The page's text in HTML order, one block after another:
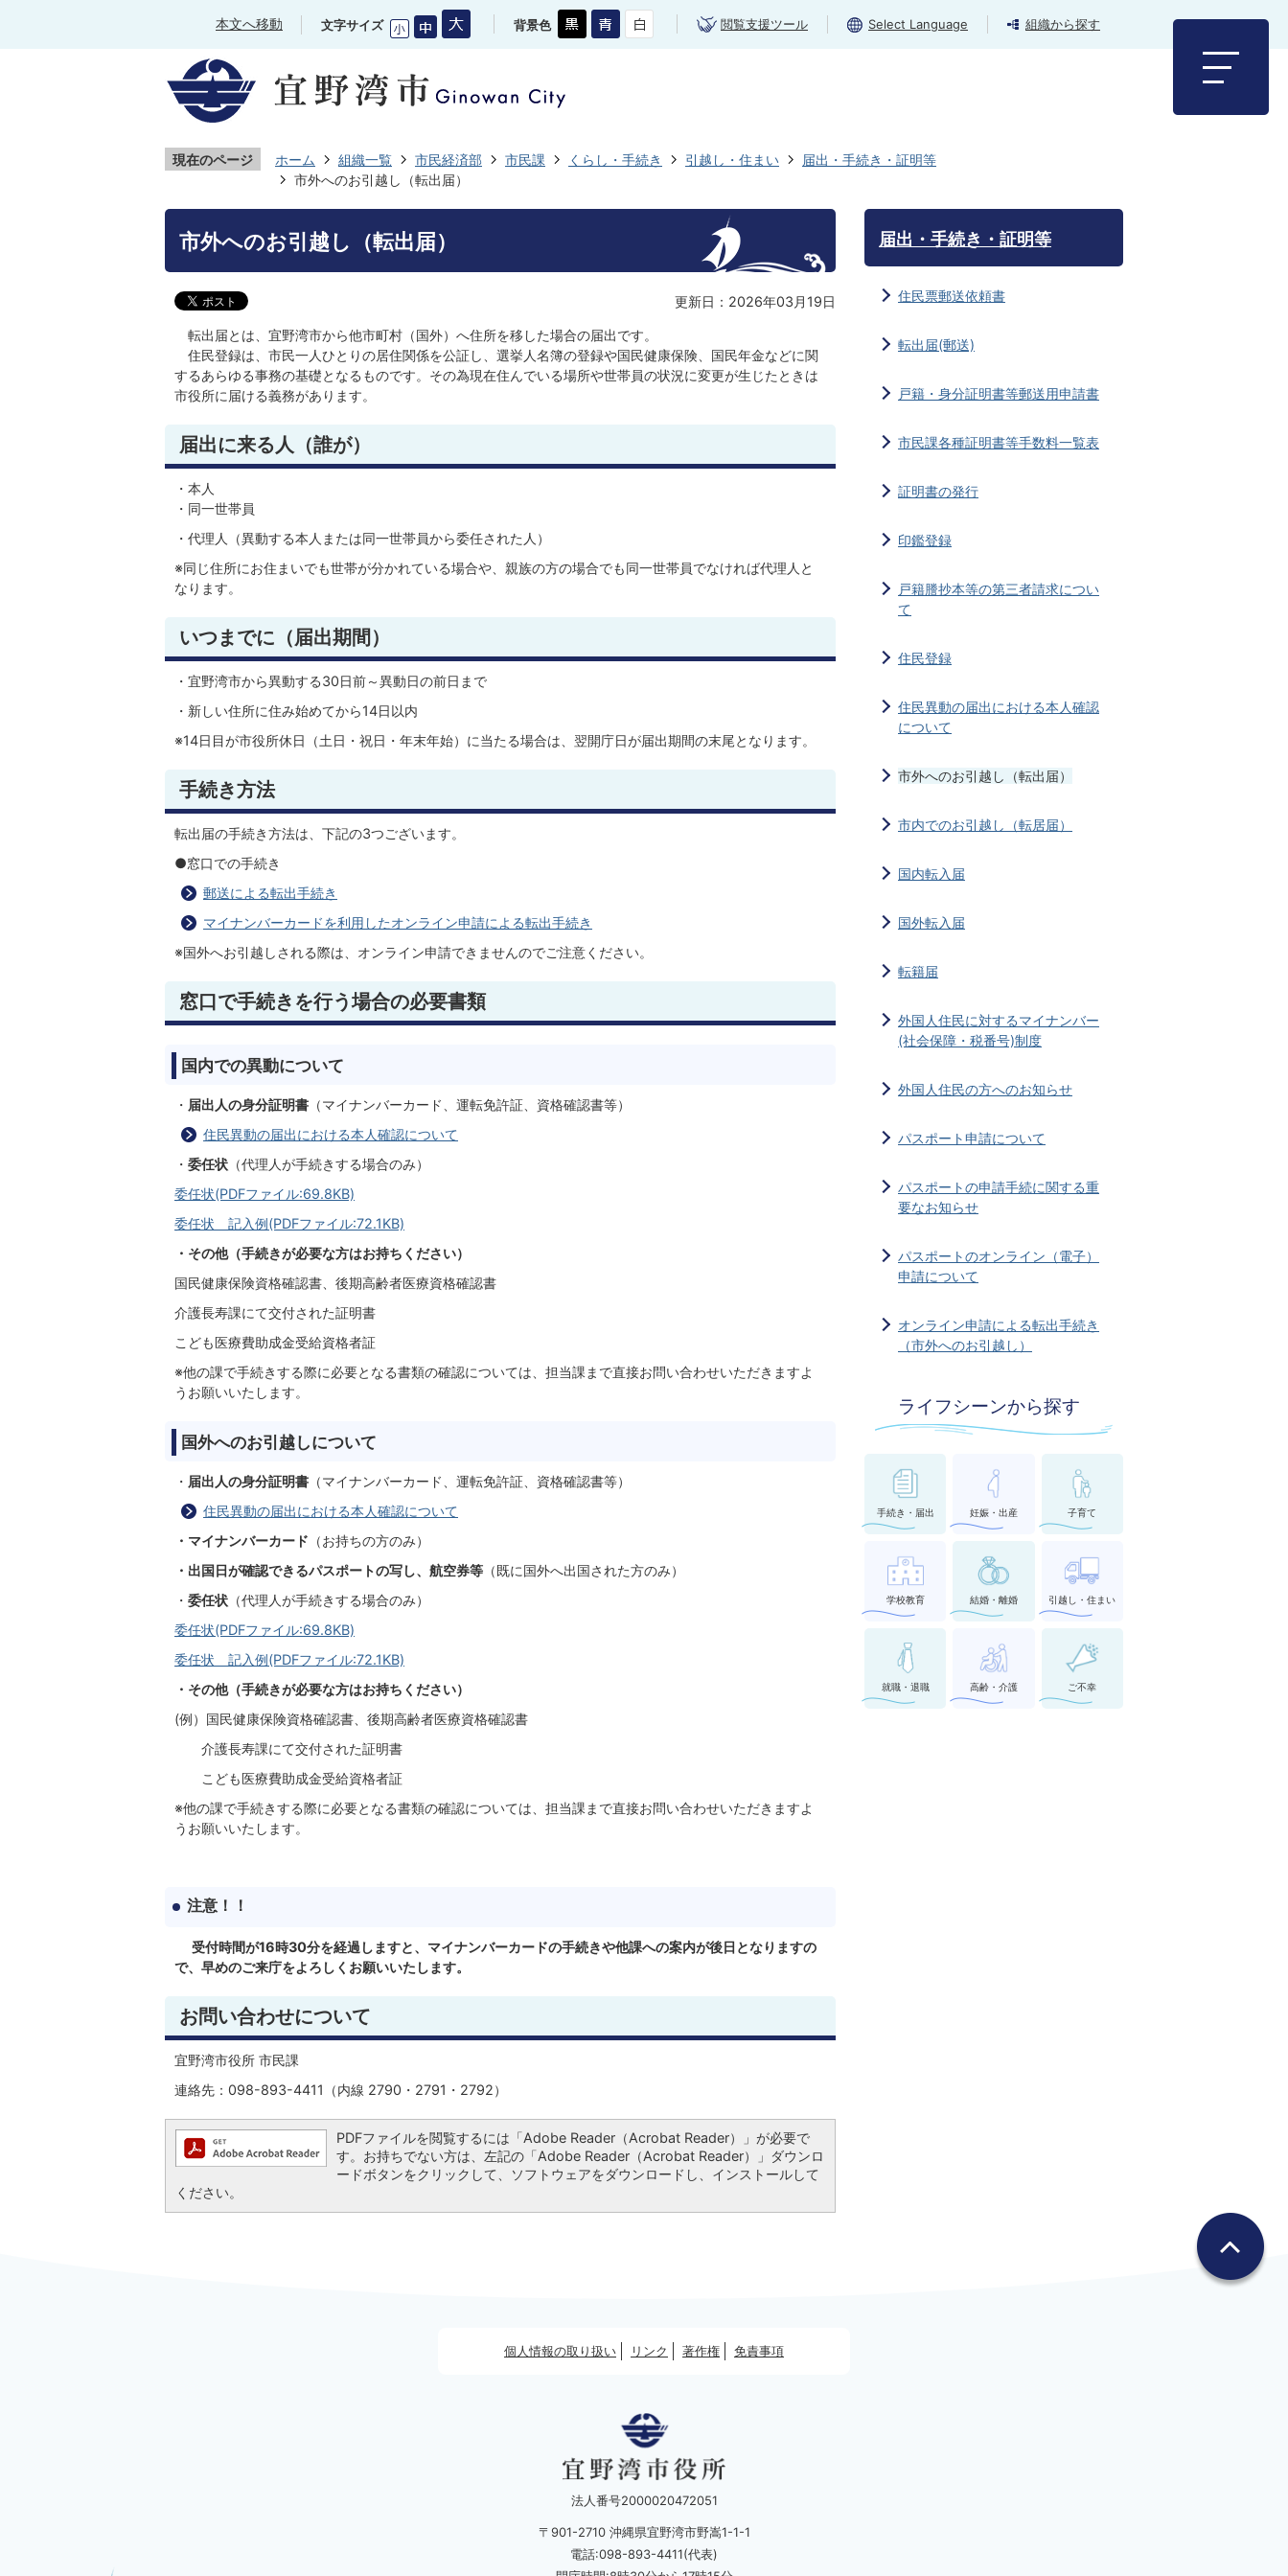
本文へ移動 文字サイズ 背景色 閲覧支援ツール Select Language 組織から探す
現在のページ ホーム 組織一覧 市民経済部 市民課 くらし・手続き 引越し・住まい
届出・手続き・証明等
市外へのお引越し（転出届）
市外へのお引越し（転出届）
更新日：2026年03月19日
転出届とは、宜野湾市から他市町村（国外）へ住所を移した場合の届出です。
住民登録は、市民一人ひとりの居住関係を公証し、選挙人名簿の登録や国民健康保険、国民年金などに関
するあらゆる事務の基礎となるものです。その為現在住んでいる場所や世帯員の状況に変更が生じたときは
市役所に届ける義務があります。
届出に来る人（誰が）
・本人
・同一世帯員
・代理人（異動する本人または同一世帯員から委任された人）
※同じ住所にお住まいでも世帯が分かれている場合や、親族の方の場合でも同一世帯員でなければ代理人と
なります。
いつまでに（届出期間）
・宜野湾市から異動する30日前～異動日の前日まで
・新しい住所に住み始めてから14日以内
※14日目が市役所休日（土日・祝日・年末年始）に当たる場合は、翌開庁日が届出期間の末尾となります。
手続き方法
転出届の手続き方法は、下記の3つございます。
●窓口での手続き
郵送による転出手続き
マイナンバーカードを利用したオンライン申請による転出手続き
※国外へお引越しされる際は、オンライン申請できませんのでご注意ください。
窓口で手続きを行う場合の必要書類
国内での異動について
・ 届出人の身分証明書 （マイナンバーカード、運転免許証、資格確認書等）
住民異動の届出における本人確認について
・ 委任状 （代理人が手続きする場合のみ）
委任状(PDFファイル:69.8KB)
委任状 記入例(PDFファイル:72.1KB)
・その他（手続きが必要な方はお持ちください）
国民健康保険資格確認書、後期高齢者医療資格確認書
介護長寿課にて交付された証明書
こども医療費助成金受給資格者証
※他の課で手続きする際に必要となる書類の確認については、担当課まで直接お問い合わせいただきますよ
うお願いいたします。
国外へのお引越しについて
・ 届出人の身分証明書 （マイナンバーカード、運転免許証、資格確認書等）
住民異動の届出における本人確認について
・マイナンバーカード （お持ちの方のみ）
・出国日が確認できるパスポートの写し、航空券等 （既に国外へ出国された方のみ）
・ 委任状 （代理人が手続きする場合のみ）
委任状(PDFファイル:69.8KB)
委任状 記入例(PDFファイル:72.1KB)
・その他（手続きが必要な方はお持ちください）
(例）国民健康保険資格確認書、後期高齢者医療資格確認書
介護長寿課にて交付された証明書
こども医療費助成金受給資格者証
※他の課で手続きする際に必要となる書類の確認については、担当課まで直接お問い合わせいただきますよ
うお願いいたします。
注意！！
受付時間が16時30分を経過しますと、マイナンバーカードの手続きや他課への案内が後日となりますの
で、早めのご来庁をよろしくお願いいたします。
お問い合わせについて
宜野湾市役所 市民課
連絡先：098-893-4411（内線 2790・2791・2792）
PDFファイルを閲覧するには「Adobe Reader（Acrobat Reader）」が必要で
す。お持ちでない方は、左記の「Adobe Reader（Acrobat Reader）」ダウンロ
ードボタンをクリックして、ソフトウェアをダウンロードし、インストールして
ください。
届出・手続き・証明等
住民票郵送依頼書
転出届(郵送)
戸籍・身分証明書等郵送用申請書
市民課各種証明書等手数料一覧表
証明書の発行
印鑑登録
戸籍謄抄本等の第三者請求につい
て
住民登録
住民異動の届出における本人確認
について
市外へのお引越し（転出届）
市内でのお引越し（転居届）
国内転入届
国外転入届
転籍届
外国人住民に対するマイナンバー
(社会保障・税番号)制度
外国人住民の方へのお知らせ
パスポート申請について
パスポートの申請手続に関する重
要なお知らせ
パスポートのオンライン（電子）
申請について
オンライン申請による転出手続き
（市外へのお引越し）
ライフシーンから探す
手続き・届出 妊娠・出産 子育て
学校教育 結婚・離婚 引越し・住まい
就職・退職 高齢・介護 ご不幸
個人情報の取り扱い リンク 著作権 免責事項
法人番号2000020472051
〒901-2710 沖縄県宜野湾市野嵩1-1-1
電話:098-893-4411(代表)